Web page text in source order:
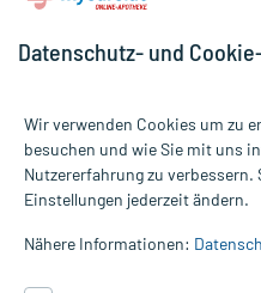
Alle Preise gelten inkl. MwSt.,
Informationen auf dieser
die Untersuchung und
Datenschutz- und
Wir verwenden Cookies um zu
besuchen und wie Sie mit uns
Nutzererfahrung zu verbessern.
Einstellungen jederzeit ändern.
Nähere Informationen: